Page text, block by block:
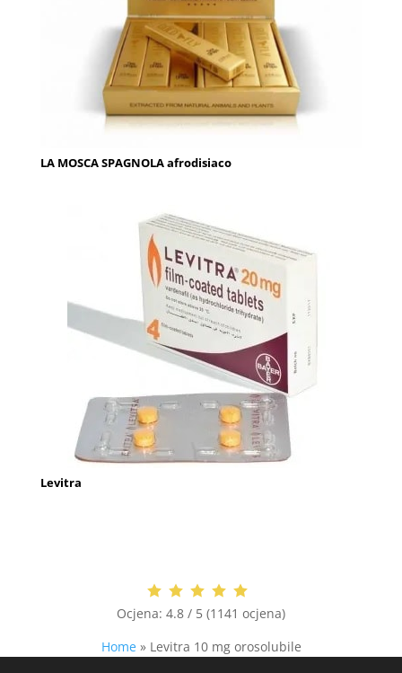
LA MOSCA SPAGNOLA afrodisiaco
Levitra
Ocjena: 4.8 / 5 (1141 ocjena)
Home» Levitra 10 mg orosolubile